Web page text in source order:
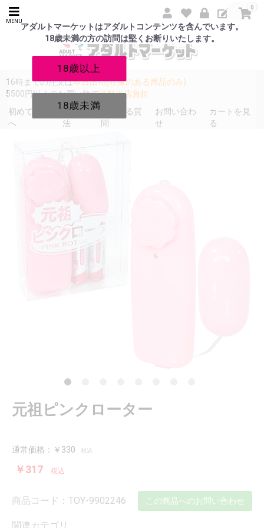
アダルトマーケットはアダルトコンテンツを含んでいます。
18歳未満の方の訪問は堅くお断りいたします。
18歳以上
18歳未満
MENU
0
16時までの注文は即日出荷(在庫のある商品のみ)
5500円以上のお買い物で送料当店負担
初めての方
へ
発送方
法
よくある質
問
お問い合わ
せ
カートを見
る
元祖ピンクローター
通常価格：￥330 税込
￥317 税込
商品コード：TOY-9902246 この商品へのお問い合わせ
関連カテゴリ